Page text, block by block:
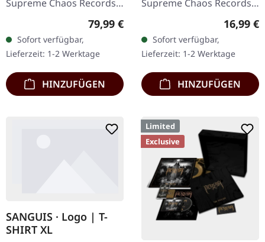
Supreme Chaos Records.
Mahaghoni-farbene Holz-
Box mit graviertem Logo,
Titel und…
Regulärer Preis:
79,99 €
Sofort verfügbar,
Lieferzeit: 1-2 Werktage
HINZUFÜGEN
Supreme Chaos Records.
Limitierte Auflage als
aufwändiger Dreifach-
Klapp-DigiPak mit 2 CDs:
The…
16,99 €
Sofort verfügbar,
Lieferzeit: 1-2 Werktage
HINZUFÜGEN
SANGUIS · Logo | T-
SHIRT XL
Limited
Exclusive